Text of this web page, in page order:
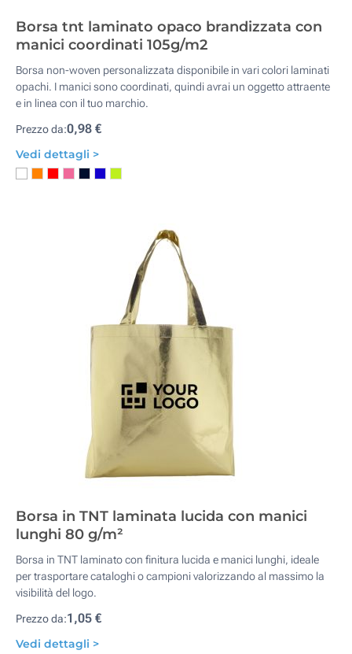
Borsa tnt laminato opaco brandizzata con
manici coordinati 105g/m2
Borsa non-woven personalizzata disponibile in vari colori laminati
opachi. I manici sono coordinati, quindi avrai un oggetto attraente
e in linea con il tuo marchio.
Prezzo da:0,98 €
Vedi dettagli >
Borsa in TNT laminata lucida con manici
lunghi 80 g/m²
Borsa in TNT laminato con finitura lucida e manici lunghi, ideale
per trasportare cataloghi o campioni valorizzando al massimo la
visibilità del logo.
Prezzo da:1,05 €
Vedi dettagli >